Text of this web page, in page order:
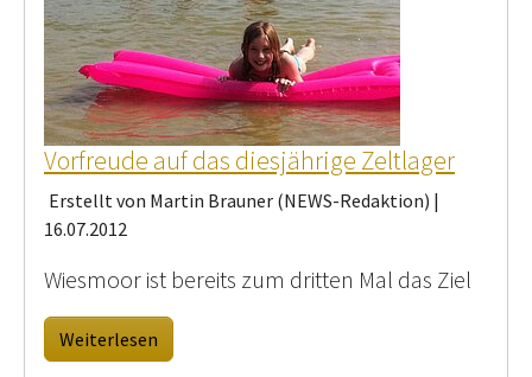
Vorfreude auf das diesjährige Zeltlager
Erstellt von Martin Brauner (NEWS-Redaktion) |
16.07.2012
Wiesmoor ist bereits zum dritten Mal das Ziel
Weiterlesen